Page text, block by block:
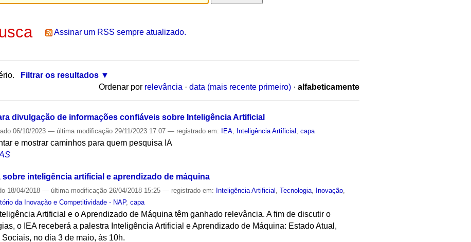
Assinar um RSS sempre atualizado.
Filtrar os resultados
Ordenar por relevância · data (mais recente primeiro) · alfabeticamente
divulgação de informações confiáveis sobre Inteligência Artificial
06/10/2023— última modificação 29/11/2023 17:07— registrado em: IEA Inteligência Artificial ,capa
e mostrar caminhos para quem pesquisa IA
sobre inteligência artificial e aprendizado de máquina
18/04/2018— última modificação 26/04/2018 15:25— registrado em: Inteligência Artificial ,Tecnologia Inovação
da Inovação e Competitividade - NAP,capa
Artificial e o Aprendizado de Máquina têm ganhado relevância. A fim de discutir o
o IEA receberá a palestra Inteligência Artificial e Aprendizado de Máquina: Estado Atual,
no dia 3 de maio, às 10h.